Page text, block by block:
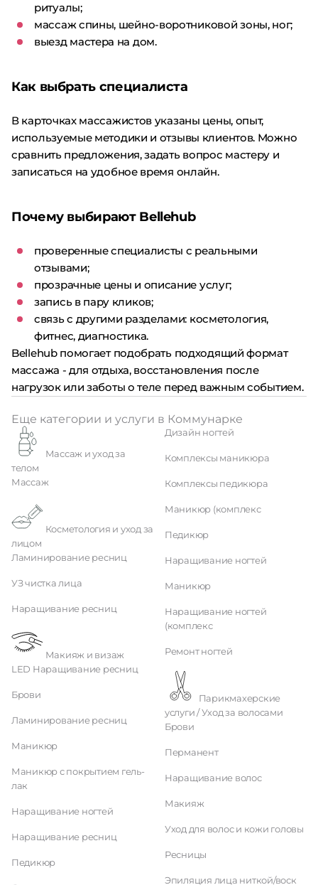
ритуалы;
массаж спины, шейно-воротниковой зоны, ног;
выезд мастера на дом.
Как выбрать специалиста
В карточках массажистов указаны цены, опыт,
используемые методики и отзывы клиентов. Можно
сравнить предложения, задать вопрос мастеру и
записаться на удобное время онлайн.
Почему выбирают Bellehub
проверенные специалисты с реальными
отзывами;
прозрачные цены и описание услуг;
запись в пару кликов;
связь с другими разделами: косметология,
фитнес, диагностика.
Bellehub помогает подобрать подходящий формат
массажа - для отдыха, восстановления после
нагрузок или заботы о теле перед важным событием.
Еще категории и услуги в Коммунарке
телом
Массаж
лицом
Ламинирование ресниц
УЗ чистка лица
Наращивание ресниц
Макияж и визаж
LED Наращивание ресниц
Брови
Ламинирование ресниц
Маникюр
Маникюр с покрытием гель-
лак
Наращивание ногтей
Наращивание ресниц
Педикюр
Дизайн ногтей
Комплексы маникюра
Комплексы педикюра
Маникюр (комплекс
Педикюр
Наращивание ногтей
Маникюр
Наращивание ногтей
(комплекс
Ремонт ногтей
услуги / Уход за волосами
Брови
Перманент
Наращивание волос
Макияж
Уход для волос и кожи головы
Ресницы
Эпиляция лица ниткой/воск